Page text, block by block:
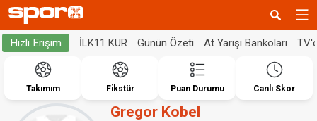
Hızlı Erişim İLK11 KUR Günün Özeti At Yarışı Bankoları
Takımım Fikstür Puan Durumu Canlı Skor
Gregor Kobel